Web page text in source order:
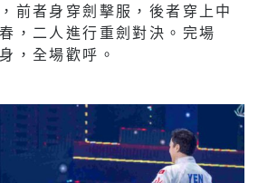
前者身穿劍擊服，後者穿上中
，二人進行重劍對決。完場
，全場歡呼。